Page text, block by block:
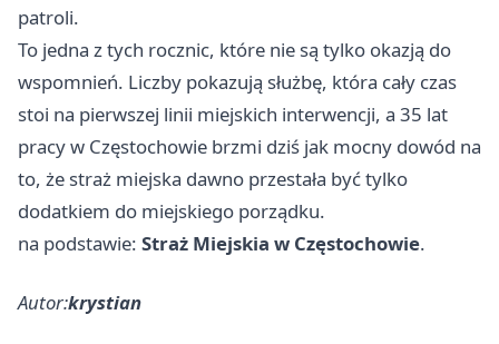
patroli.
To jedna z tych rocznic, które nie są tylko okazją do
wspomnień. Liczby pokazują służbę, która cały czas
stoi na pierwszej linii miejskich interwencji, a 35 lat
pracy w Częstochowie brzmi dziś jak mocny dowód na
to, że straż miejska dawno przestała być tylko
dodatkiem do miejskiego porządku.
na podstawie: Straż Miejskia w Częstochowie.
Autor:krystian